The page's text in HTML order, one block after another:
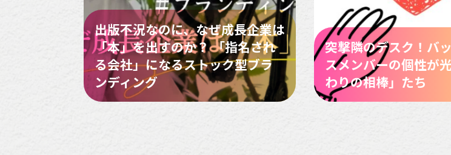
出版不況なのに、なぜ成長企業は
「本」を出すのか？ 「指名され
る会社」になるストック型ブラ
ンディング
突撃隣のデスク！バ
スメンバーの個性が
わりの相棒」たち